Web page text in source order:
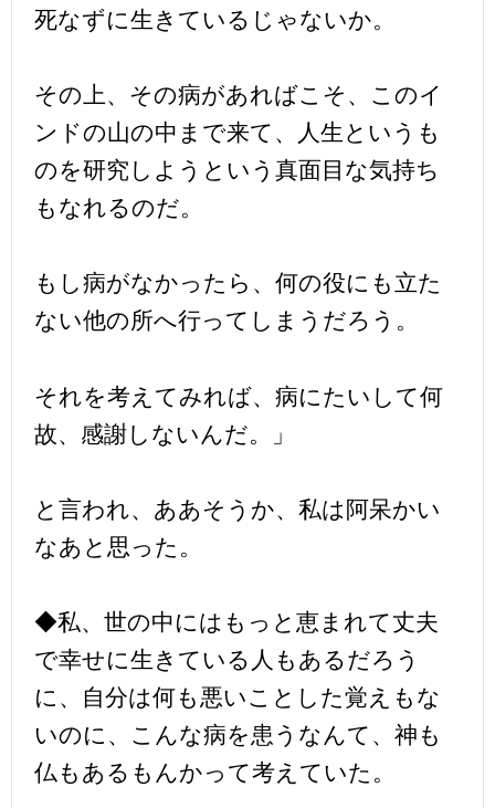
死なずに生きているじゃないか。
その上、その病があればこそ、このイ
ンドの山の中まで来て、人生というも
のを研究しようという真面目な気持ち
もなれるのだ。
もし病がなかったら、何の役にも立た
ない他の所へ行ってしまうだろう。
それを考えてみれば、病にたいして何
故、感謝しないんだ。」
と言われ、ああそうか、私は阿呆かい
なあと思った。
◆私、世の中にはもっと恵まれて丈夫
で幸せに生きている人もあるだろう
に、自分は何も悪いことした覚えもな
いのに、こんな病を患うなんて、神も
仏もあるもんかって考えていた。